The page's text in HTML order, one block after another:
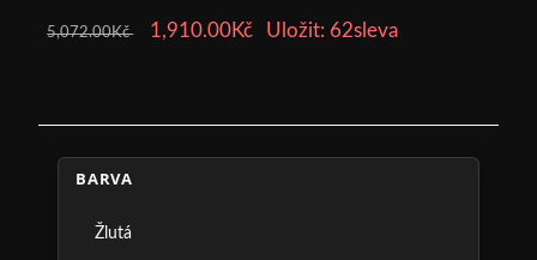
5,072.00Kč 1,910.00Kč Uložit: 62sleva
BARVA
Žlutá